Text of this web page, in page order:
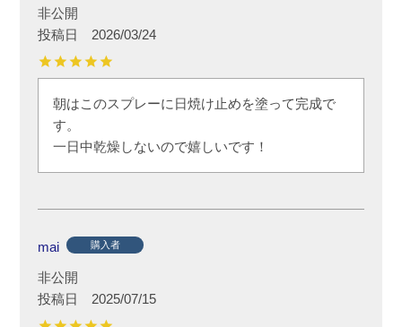
非公開
投稿日
2026/03/24
朝はこのスプレーに日焼け止めを塗って完成で
す。
一日中乾燥しないので嬉しいです！
mai 購入者
非公開
投稿日
2025/07/15